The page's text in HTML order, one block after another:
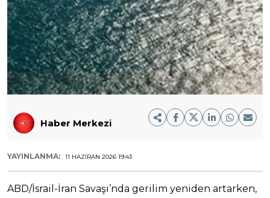
Haber Merkezi
YAYINLANMA: 11 HAZIRAN 2026 19:43
ABD/İsrail-İran Savaşı’nda gerilim yeniden artarken,